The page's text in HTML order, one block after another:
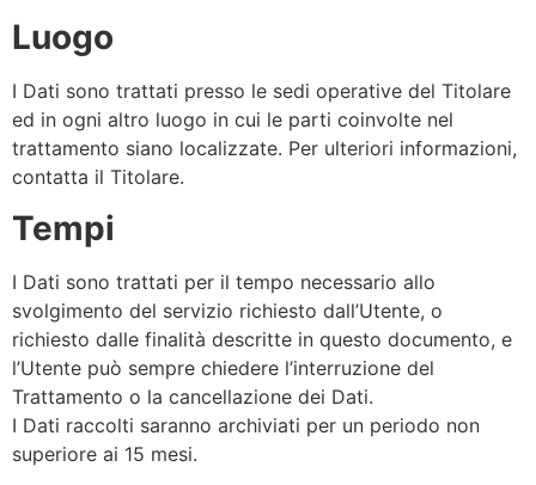
Luogo
I Dati sono trattati presso le sedi operative del Titolare
ed in ogni altro luogo in cui le parti coinvolte nel
trattamento siano localizzate. Per ulteriori informazioni,
contatta il Titolare.
Tempi
I Dati sono trattati per il tempo necessario allo
svolgimento del servizio richiesto dall’Utente, o
richiesto dalle finalità descritte in questo documento, e
l’Utente può sempre chiedere l’interruzione del
Trattamento o la cancellazione dei Dati.
I Dati raccolti saranno archiviati per un periodo non
superiore ai 15 mesi.